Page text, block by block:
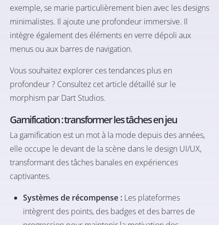
exemple, se marie particulièrement bien avec les designs
minimalistes. Il ajoute une profondeur immersive. Il
intègre également des éléments en verre dépoli aux
menus ou aux barres de navigation.
Vous souhaitez explorer ces tendances plus en
profondeur ? Consultez cet article détaillé sur le
morphism par Dart Studios.
Gamification : transformer les tâches en jeu
La gamification est un mot à la mode depuis des années,
elle occupe le devant de la scène dans le design UI/UX,
transformant des tâches banales en expériences
captivantes.
Systèmes de récompense : Les plateformes
intègrent des points, des badges et des barres de